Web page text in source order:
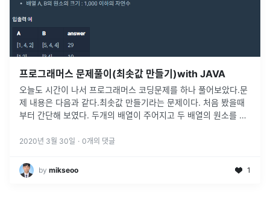
프로그래머스 문제풀이(최솟값 만들기)with JAVA
오늘도 시간이 나서 프로그래머스 코딩문제를 하나 풀어보았다.문
제 내용은 다음과 같다.최솟값 만들기라는 문제이다. 처음 봤을때
부터 간단해 보였다. 두개의 배열이 주어지고 두 배열의 원소를 서
가 되는 값...
2020년 3월 30일 · 0개의 댓글
by mikseoo 1